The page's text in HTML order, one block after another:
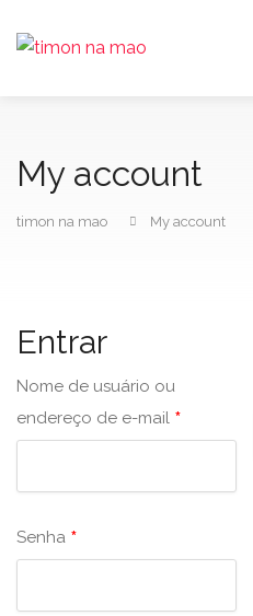
My account
timon na mao My account
Entrar
Nome de usuário ou
endereço de e-mail *
Senha *